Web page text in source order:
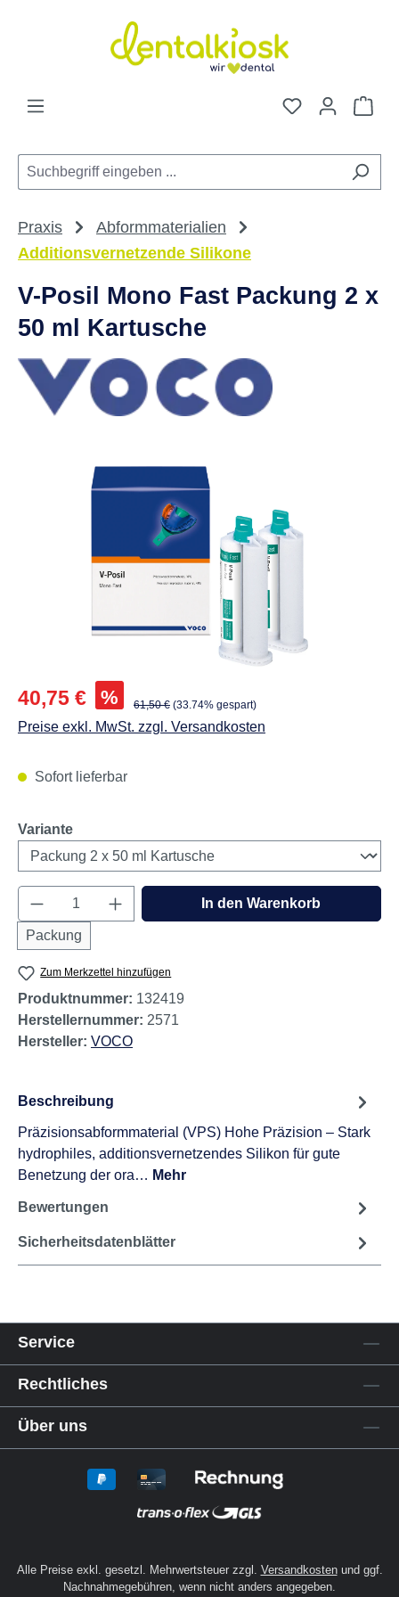
Zum Hauptinhalt springen
Du hast 0
Praxis
Abformmaterialien
Additionsvernetzende Silikone
V-Posil Mono Fast Packung 2 x
50 ml Kartusche
Abbildungen können vom Original abweichen.
Verkaufspreis:
40,75 € % Regulärer Preis:
61,50 € (33.74% gespart)
Preise exkl. MwSt. zzgl. Versandkosten
Sofort lieferbar
Varianteauswählen
Produkt Anzahl: Gib den gewünschten
Packung
In den Warenkorb
Zum Merkzettel hinzufügen
Produktnummer: 132419
Herstellernummer: 2571
Hersteller: VOCO
Beschreibung
Präzisionsabformmaterial (VPS) Hohe Präzision – Stark
hydrophiles, additionsvernetzendes Silikon für gute
Benetzung der ora… Mehr
Bewertungen
Sicherheitsdatenblätter
Service
Rechtliches
Über uns
Alle Preise exkl. gesetzl. Mehrwertsteuer zzgl. Versandkostenund ggf.
Nachnahmegebühren, wenn nicht anders angegeben.